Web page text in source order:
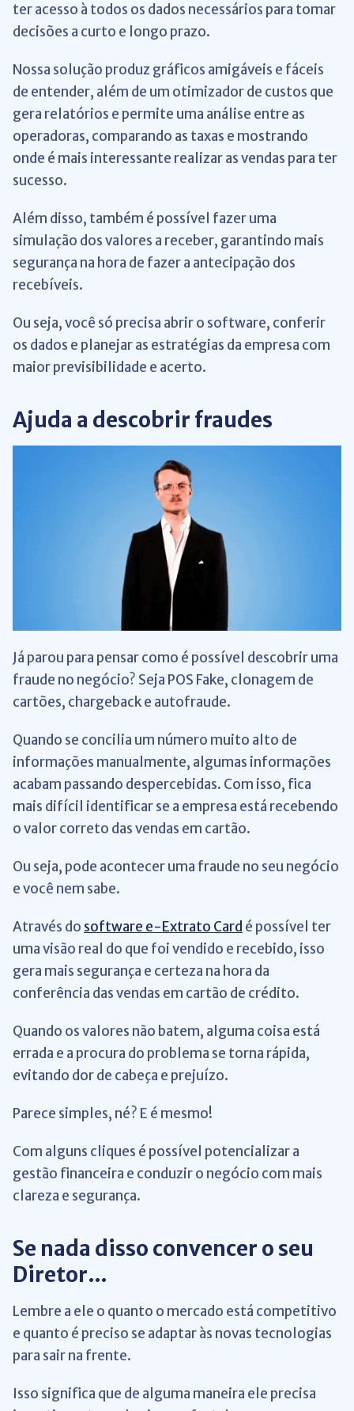
ter acesso à todos os dados necessários para tomar
decisões a curto e longo prazo.
Nossa solução produz gráficos amigáveis e fáceis
de entender, além de um otimizador de custos que
gera relatórios e permite uma análise entre as
operadoras, comparando as taxas e mostrando
onde é mais interessante realizar as vendas para ter
sucesso.
Além disso, também é possível fazer uma
simulação dos valores a receber, garantindo mais
segurança na hora de fazer a antecipação dos
recebíveis.
Ou seja, você só precisa abrir o software, conferir
os dados e planejar as estratégias da empresa com
maior previsibilidade e acerto.
Ajuda a descobrir fraudes
Já parou para pensar como é possível descobrir uma
fraude no negócio? Seja POS Fake, clonagem de
cartões, chargeback e autofraude.
Quando se concilia um número muito alto de
informações manualmente, algumas informações
acabam passando despercebidas. Com isso, fica
mais difícil identificar se a empresa está recebendo
o valor correto das vendas em cartão.
Ou seja, pode acontecer uma fraude no seu negócio
e você nem sabe.
Através do software e-Extrato Card é possível ter
uma visão real do que foi vendido e recebido, isso
gera mais segurança e certeza na hora da
conferência das vendas em cartão de crédito.
Quando os valores não batem, alguma coisa está
errada e a procura do problema se torna rápida,
evitando dor de cabeça e prejuízo.
Parece simples, né? E é mesmo!
Com alguns cliques é possível potencializar a
gestão financeira e conduzir o negócio com mais
clareza e segurança.
Se nada disso convencer o seu
Diretor…
Lembre a ele o quanto o mercado está competitivo
e quanto é preciso se adaptar às novas tecnologias
para sair na frente.
Isso significa que de alguma maneira ele precisa